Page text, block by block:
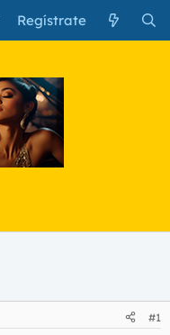
Regístrate
#1